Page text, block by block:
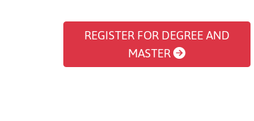
REGISTER FOR DEGREE AND
MASTER